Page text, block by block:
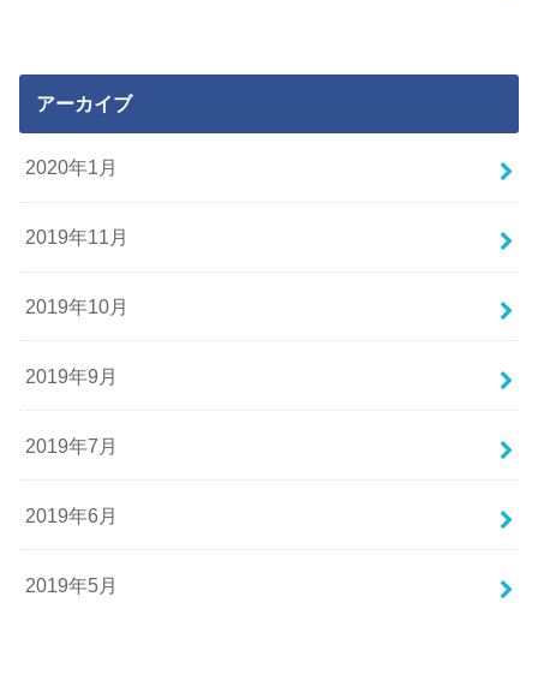
アーカイブ
2020年1月
2019年11月
2019年10月
2019年9月
2019年7月
2019年6月
2019年5月